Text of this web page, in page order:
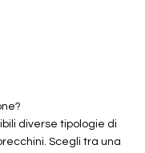
diverse tipologie di
Scegli tra una